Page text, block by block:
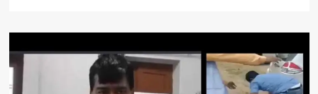
एक
मरूतानिया